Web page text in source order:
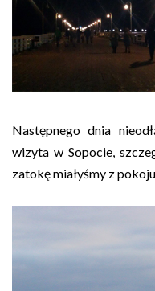
Następnego dnia
wizyta w Sopocie,
zatokę miałyśmy z